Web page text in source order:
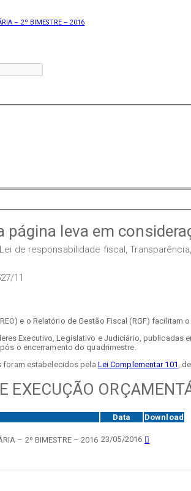
– 2º BIMESTRE – 2016
página leva em
de responsabilidade fiscal,
11
e o Relatório de Gestão Fiscal (RGF)
Executivo, Legislativo e Judiciário,
o encerramento do quadrimestre.
foram estabelecidos pela Lei Complementar 101 ,
EXECUÇÃO
Data Download
– 2º BIMESTRE – 2016 23/05/2016